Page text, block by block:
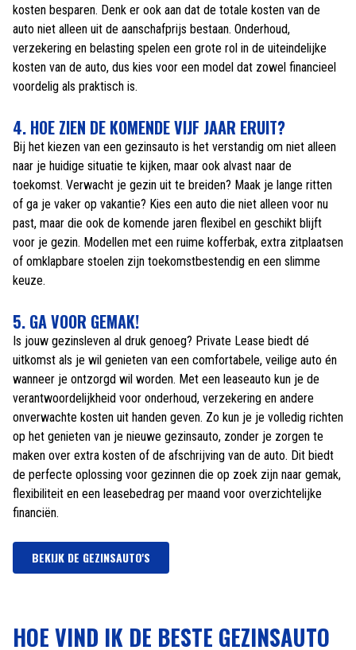
kosten besparen. Denk er ook aan dat de totale kosten van de
auto niet alleen uit de aanschafprijs bestaan. Onderhoud,
verzekering en belasting spelen een grote rol in de uiteindelijke
kosten van de auto, dus kies voor een model dat zowel financieel
voordelig als praktisch is.
4. HOE ZIEN DE KOMENDE VIJF JAAR ERUIT?
Bij het kiezen van een gezinsauto is het verstandig om niet alleen
naar je huidige situatie te kijken, maar ook alvast naar de
toekomst. Verwacht je gezin uit te breiden? Maak je lange ritten
of ga je vaker op vakantie? Kies een auto die niet alleen voor nu
past, maar die ook de komende jaren flexibel en geschikt blijft
voor je gezin. Modellen met een ruime kofferbak, extra zitplaatsen
of omklapbare stoelen zijn toekomstbestendig en een slimme
keuze.
5. GA VOOR GEMAK!
Is jouw gezinsleven al druk genoeg? Private Lease biedt dé
uitkomst als je wil genieten van een comfortabele, veilige auto én
wanneer je ontzorgd wil worden. Met een leaseauto kun je de
verantwoordelijkheid voor onderhoud, verzekering en andere
onverwachte kosten uit handen geven. Zo kun je je volledig richten
op het genieten van je nieuwe gezinsauto, zonder je zorgen te
maken over extra kosten of de afschrijving van de auto. Dit biedt
de perfecte oplossing voor gezinnen die op zoek zijn naar gemak,
flexibiliteit en een leasebedrag per maand voor overzichtelijke
financiën.
BEKIJK DE GEZINSAUTO'S
HOE VIND IK DE BESTE GEZINSAUTO